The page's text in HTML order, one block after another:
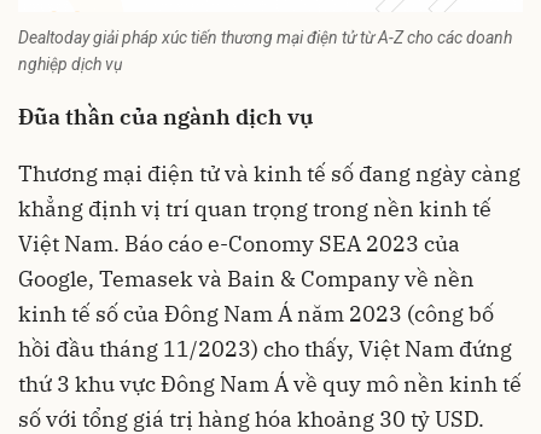
Dealtoday giải pháp xúc tiến thương mại điện tử từ A-Z cho các doanh
nghiệp dịch vụ
Đũa thần của ngành dịch vụ
Thương mại điện tử và kinh tế số đang ngày càng
khẳng định vị trí quan trọng trong nền kinh tế
Việt Nam. Báo cáo e-Conomy SEA 2023 của
Google, Temasek và Bain & Company về nền
kinh tế số của Đông Nam Á năm 2023 (công bố
hồi đầu tháng 11/2023) cho thấy, Việt Nam đứng
thứ 3 khu vực Đông Nam Á về quy mô nền kinh tế
số với tổng giá trị hàng hóa khoảng 30 tỷ USD.